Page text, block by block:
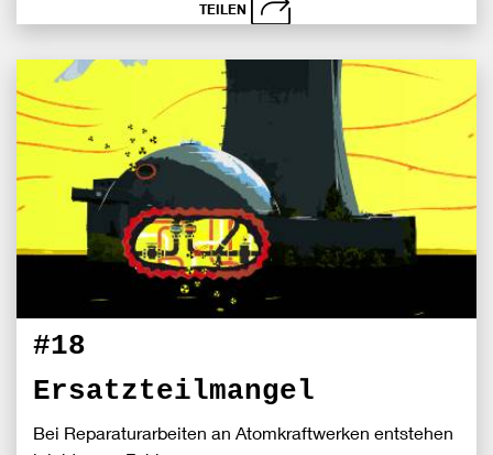
TEILEN
schließen
Bei
#18
Ersatzteilmangel
Bei Reparaturarbeiten an Atomkraftwerken entstehen